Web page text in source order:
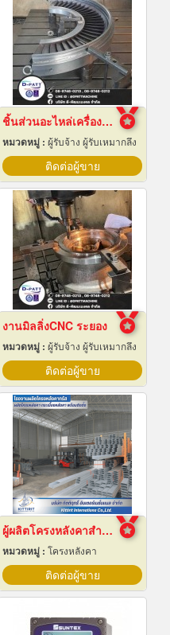
ชิ้นส่วนอะไหล่เครื่องจักรกล
หมวดหมู่ : ผู้รับจ้าง ผู้รับเหมากลึง
ติดต่อผู้ขาย
งานมิลลิ่งCNC ระยอง
หมวดหมู่ : ผู้รับจ้าง ผู้รับเหมากลึง
ติดต่อผู้ขาย
ผู้ผลิตโครงหลังคาสำเร็จรูป
หมวดหมู่ : โครงหลังคา
ติดต่อผู้ขาย